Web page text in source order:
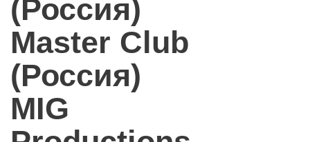
(Россия)
Master Club
(Россия)
MIG